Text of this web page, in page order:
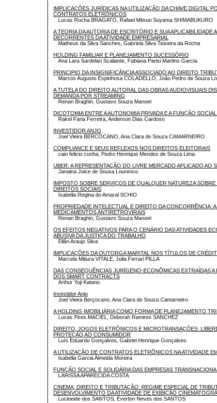
IMPLICAÇÕES JURÍDICAS NA UTILIZAÇÃO DA CHAVE DIGITAL
CONTRATOS ELETRÔNICOS
Lucas Rocha BRAGATO, Rafael Mitsuo Suyama SHIMABUKURO
A TEORIA DA AUTORIA DE ESCRITÓRIO E SUA APLICABILIDADE
DECORRENTES DA ATIVIDADE EMPRESARIAL
Matheus da Silva Sanches, Gabriela Silva Teixeira da Rocha
HOLDING FAMILIAR E PLANEJAMENTO SUCESSÓRIO
Ana Lara Sardelari Scaliante, Fabiana Parisi Martins Garcia
PRINCIPIO DA INSIGNIFICÂNCIA ASSOCIADO AO DIREITO
Marcos Augusto Espinhosa COLADELLO, João Pedro de Souza
A TUTELA DO DIREITO AUTORAL DAS OBRAS AUDIOVISUAIS
DEMANDA POR STREAMING
Renan Braghin, Gustavo Souza Manoel
DICOTOMIA ENTRE A AUTONOMIA PRIVADA E A FUNÇÃO
Rakel Faria Ferreira, Anderson Dias Cardoso
INVESTIDOR ANJO
Joel Vieira BERCOCANO, Ana Clara de Souza CAMARNEIRO
COMPLIANCE E SEUS REFLEXOS NOS DIREITOS ELEITORAIS
caio felicio cunha, Pedro Henrique Mendes de Souza Lima
UBER: A REPRESENTAÇÃO DO LIVRE MERCADO APLICADO AO
Janaina Joice de Sousa Lourenco
IMPOSTO SOBRE SERVIÇOS DE QUALQUER NATUREZA
DIREITOS SOCIAIS
Isabella Regina do Amaral SCHIO
PROPRIEDADE INTELECTUAL E DIREITO DA CONCORRÊNCIA:
MEDICAMENTOS ANTIRETROVIRAIS
Renan Braghin, Gustavo Souza Manoel
OS EFEITOS NEGATIVOS PARA O CENÁRIO DAS ATIVIDADES
ABUSIVA DA JUSTIÇA DO TRABALHO
Ellãn Araujo Silva
IMPLICAÇÕES DA OUTORGA MARITAL NOS TÍTULOS DE
Marcela Mitiura VITALE, Julia Ferrari PILLA
DAS CONSEQUÊNCIAS JURÍGENO-ECONÔMICAS EXTRAÍDAS A
DOS SMART CONTRACTS
Arthur Yuji Katano
Investidor Anjo
Joel Vieira Berçocano, Ana Clara de Souza Camarneiro
A HOLDING IMOBILIÁRIA COMO FORMA DE PLANEJAMENTO
Lucas Pires MACIEL, Deborah Ramires SANCHEZ
DIREITO, JOGOS ELETRÔNICOS E MICROTRANSAÇÕES:
PROTEÇÃO AO CONSUMIDOR
Luís Eduardo Gonçalves, Gabriel Henrique Gonçalves
A UTILIZAÇÃO DE CONTRATOS ELETRÔNICOS NA ATIVIDADE
Isabella Garcia Almeida Moreira
FUNÇÃO SOCIAL E SOLIDÁRIA DAS EMPRESAS
LARISSA APARECIDA COSTA
CINEMA, DIREITO E TRIBUTAÇÃO: REGIME ESPECIAL DE
DESENVOLVIMENTO DA ATIVIDADE DE EXIBIÇÃO
Lucineide dos SANTOS, Éverton Neves dos SANTOS